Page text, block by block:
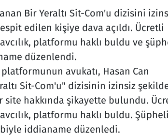
Bir Yeraltı Sit-Com'u dizisini
edilen kişiye dava açıldı. Ücretli
platformu haklı buldu ve
düzenlendi.
avukatı, Hasan Can
Sit-Com'u" dizisinin izinsiz
hakkında şikayette bulundu.
platformu haklı buldu. Şüpheli
iddianame düzenledi.